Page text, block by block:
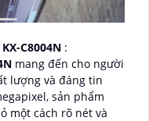
KX-C8004N :
mang đến cho người
lượng và đáng tin
sản phẩm
một cách rõ nét và